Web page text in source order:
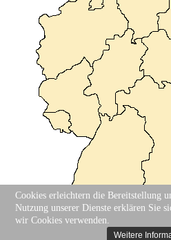
Cookies erleichtern die Bereitstellung
Nutzung unserer Dienste erklären Sie
wir Cookies verwenden.
Weitere